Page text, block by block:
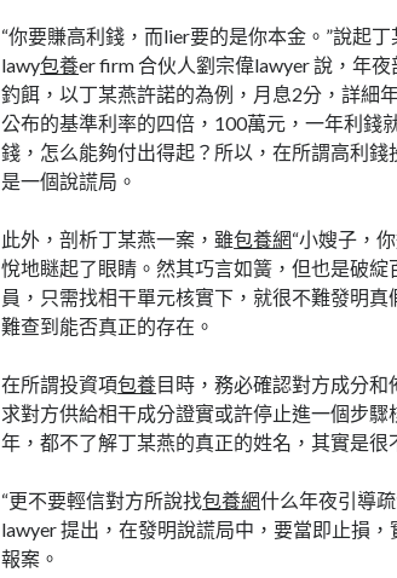
“你要賺高利錢，而lier要的是你本金。”說起
lawy包養er firm 合伙人劉宗偉lawyer 說，年
釣餌，以丁某燕許諾的為例，月息2分，詳細
公布的基準利率的四倍，100萬元，一年利錢
錢，怎么能夠付出得起？所以，在所謂高利
是一個說謊局。
此外，剖析丁某燕一案，雖包養網“小嫂子，
悅地瞇起了眼睛。然其巧言如簧，但也是破綻
員，只需找相干單元核實下，就很不難發明
難查到能否真正的存在。
在所謂投資項包養目時，務必確認對方成分
求對方供給相干成分證實或許停止進一個步
年，都不了解丁某燕的真正的姓名，其實是很
“更不要輕信對方所說找包養網什么年夜引導
lawyer 提出，在發明說謊局中，要當即止損
報案。